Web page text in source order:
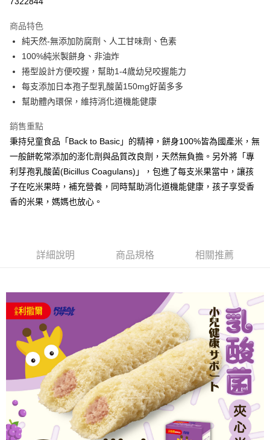
流程，驗證手機門號後，選擇欲分期的期數、繳款截止日，確認付款後即完
成交易。
3.實際核准額度、可分期數及費用金額請依後續交易確認頁面所載為準。
4.訂單成立30分鐘內，如未前往確認交易或遇審核未通過，訂單將自動取
法說明評估內容。
【繳款方式說明】
1.分期款項不併入電信帳單，「大哥付你分期」於每月結算日後寄送繳費提
醒簡訊。
帳／街口支付／iPASS MONEY」等通路繳費。
【注意事項】
1.本服務係由「台灣大哥大股份有限公司」（以下簡稱本公司）所提供，讓
用戶於交易時，得透過本服務購買商品或服務，並由商店將買賣／分期付款
買賣價金債權讓與本公司後，依約使用本公司帳單繳交帳款。
資料（包含姓名、電話或地址）提供予台灣大哥大進項蒐集、處理及利用，
【關於「AFTEE先享後付」】
AFTEE先享後付是「在收到商品之後才付款」的支付方式。 讓您購物簡單
便利好安心！
１．簡單：不需註冊會員、不需綁卡、不需儲值。
２．便利：只要手機號碼，簡訊認證，即可結帳。
３．安心：先確認商品／服務後，再付款。
【「AFTEE先享後付」結帳流程】
結帳頁面，進行簡訊認證並確認金額後，即可完成結帳。
３．收到繳費通知簡訊後14天內，點擊此簡訊中的連結，可透過四大超商／
ATM／網路銀行／等多元方式進行付款，方視為交易完成。
※ 請注意：結帳手續完成當下不需立刻繳費，但若您需要取消訂單，請聯絡
購買商品的店家。未經商家同意取消之訂單仍視為有效，需透過AFTEE先享
後付繳納相關費用。
※ 交易是否成功請以「AFTEE先享後付 」之結帳頁面顯示為準，若有關於
１．透過由恩沛科技股份有限公司提供之「AFTEE先享後付」服務完成之交
３．未成年的使用者請事先徵得法定代理人或監護人之同意方可使用
「AFTEE先享後付」，若未經同意申辦者引起之損失，本公司不負相關責
任。
４．使用「AFTEE先享後付」時，將依據個別帳號之用戶狀況，依本公司即
時審查核予不同之上限額度；若仍有額度不足之情形，本公司將視審查結果
請求用戶進行身份認證。
５．嚴禁一人註冊多個帳號或使用他人資訊註冊。若發現惡意使用之情形，
恩沛科技股份有限公司將有權停止該用戶之使用額度並採取法律行動。
ATM付款
全家取貨付款
每筆NT$65，滿NT$1,300(含以上)免運費
7-11取貨付款
每筆NT$65，滿NT$1,300(含以上)免運費
宅配
每筆NT$85，滿NT$1,300(含以上)免運費
商品特色
純天然-無添加防腐劑、人工甘味劑、色素
100%純米製餅身、非油炸
捲型設計方便咬握，幫助1-4歲幼兒咬握能力
每支添加日本孢子型乳酸菌150mg好菌多多
幫助體內環保，維持消化道機能健康
銷售重點
秉持兒童食品「Back to Basic」的精神，餅身100%皆為國產米，無
一般餅乾常添加的澎化劑與品質改良劑，天然無負擔。另外將「專
利芽孢乳酸菌(Bicillus Coagulans)」，包進了每支米果當中，讓孩
子在吃米果時，補充營養，同時幫助消化道機能健康，孩子享受香
香的米果，媽媽也放心。
詳細說明 商品規格 相關推薦